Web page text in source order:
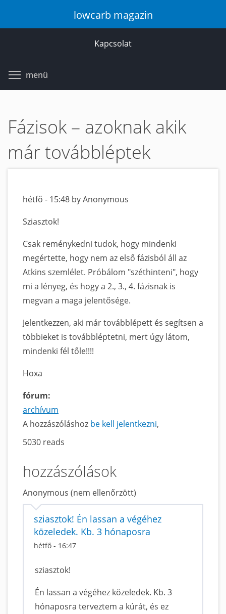
lowcarb magazin
Kapcsolat
menü
Fázisok – azoknak akik
már továbbléptek
hétfő - 15:48 by Anonymous
Sziasztok!
Csak reménykedni tudok, hogy mindenki
megértette, hogy nem az első fázisból áll az
Atkins szemlélet. Próbálom "széthinteni", hogy
mi a lényeg, és hogy a 2., 3., 4. fázisnak is
megvan a maga jelentősége.
Jelentkezzen, aki már továbblépett és segítsen a
többieket is továbbléptetni, mert úgy látom,
mindenki fél tőle!!!!
Hoxa
fórum:
archívum
A hozzászóláshoz be kell jelentkezni
5030 reads
hozzászólások
Anonymous (nem ellenőrzött)
sziasztok! Én lassan a végéhez
közeledek. Kb. 3 hónaposra
hétfő - 16:47
sziasztok!
Én lassan a végéhez közeledek. Kb. 3
hónaposra terveztem a kúrát, és ez